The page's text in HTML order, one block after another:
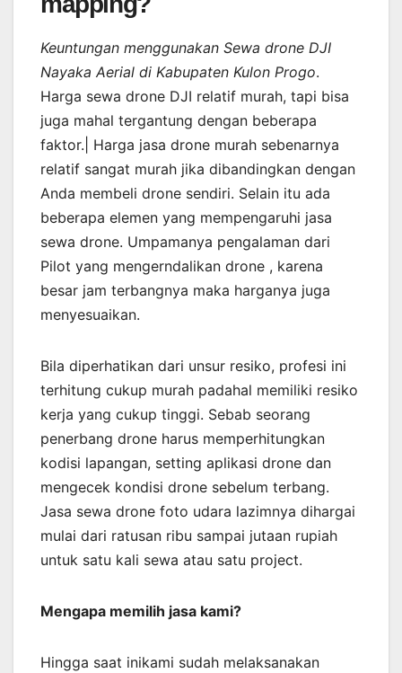
Keuntungan menggunakan Sewa drone DJI
Nayaka Aerial di Kabupaten Kulon Progo.
Harga sewa drone DJI relatif murah, tapi bisa
juga mahal tergantung dengan beberapa
faktor.| Harga jasa drone murah sebenarnya
relatif sangat murah jika dibandingkan dengan
Anda membeli drone sendiri. Selain itu ada
beberapa elemen yang mempengaruhi jasa
sewa drone. Umpamanya pengalaman dari
Pilot yang mengerndalikan drone , karena
besar jam terbangnya maka harganya juga
menyesuaikan.
Bila diperhatikan dari unsur resiko, profesi ini
terhitung cukup murah padahal memiliki resiko
kerja yang cukup tinggi. Sebab seorang
penerbang drone harus memperhitungkan
kodisi lapangan, setting aplikasi drone dan
mengecek kondisi drone sebelum terbang.
Jasa sewa drone foto udara lazimnya dihargai
mulai dari ratusan ribu sampai jutaan rupiah
untuk satu kali sewa atau satu project.
Mengapa memilih jasa kami?
Hingga saat inikami sudah melaksanakan